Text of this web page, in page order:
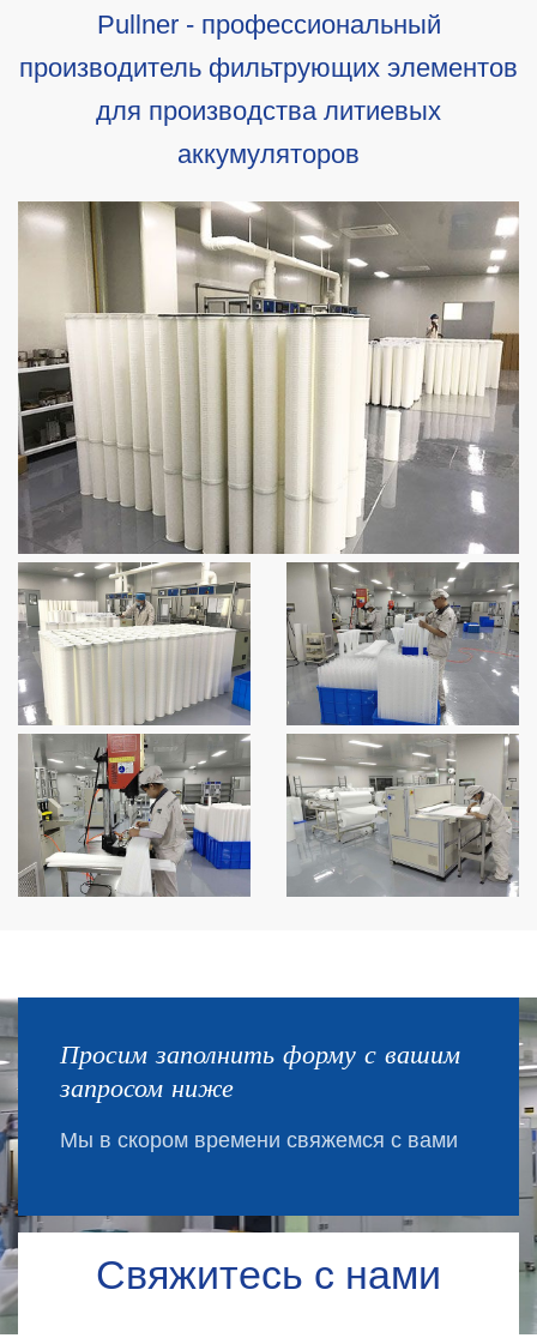
Pullner - профессиональный
производитель фильтрующих элементов
для производства литиевых
аккумуляторов
Просим заполнить форму с вашим
запросом ниже
Мы в скором времени свяжемся с вами
Свяжитесь с нами